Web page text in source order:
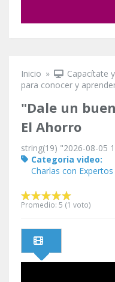
Se
Inicio » Capacítate
para conocer y
"Dale un
El Ahorro
string(19) "2026-08-05
Categoria video:
Charlas con Expertos
Promedio: 5 (1 voto)